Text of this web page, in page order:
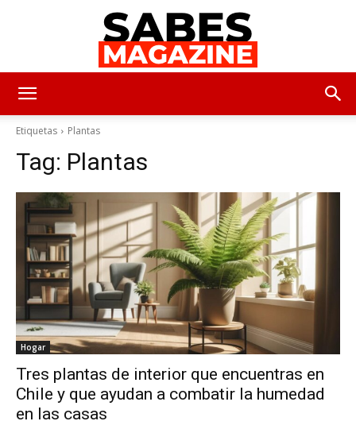
Etiquetas
Plantas
Tag: Plantas
Hogar
Tres plantas de interior que encuentras en
Chile y que ayudan a combatir la humedad
en las casas